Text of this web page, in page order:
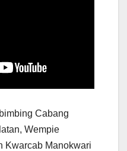
Cabang
Wempie
Kwarcab Manokwari